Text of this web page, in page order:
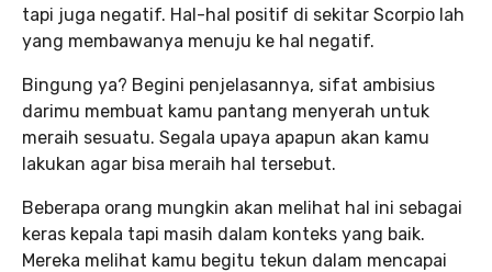
tapi juga negatif. Hal-hal positif di sekitar Scorpio lah
yang membawanya menuju ke hal negatif.
Bingung ya? Begini penjelasannya, sifat ambisius
darimu membuat kamu pantang menyerah untuk
meraih sesuatu. Segala upaya apapun akan kamu
lakukan agar bisa meraih hal tersebut.
Beberapa orang mungkin akan melihat hal ini sebagai
keras kepala tapi masih dalam konteks yang baik.
Mereka melihat kamu begitu tekun dalam mencapai